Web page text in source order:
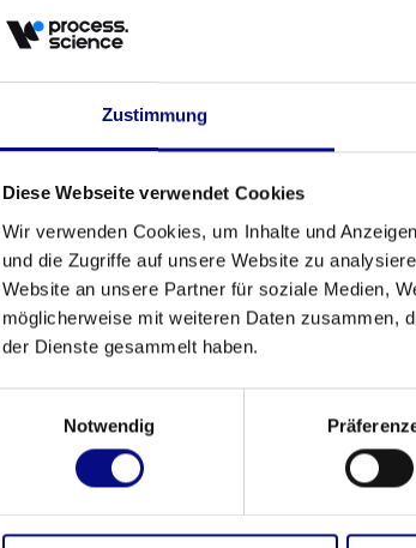
Zustimmung
Diese Webseite verwendet Cookies
Wir verwenden Cookies, um Inhalte und
und die Zugriffe auf unsere Website zu
Website an unsere Partner für soziale Medien,
möglicherweise mit weiteren Daten zusammen,
der Dienste gesammelt haben.
Notwendig
pour les responsables de la fabrication, les
et les directeurs de production qui souhaitent:
cachées qui affectent vos délais de
livraison dans les délais en réduisant les
des fournisseurs grâce à des
sur les données
de fabrication efficaces en avantages
axés sur la fiabilité
dès aujourd'hui pour découvrir comment